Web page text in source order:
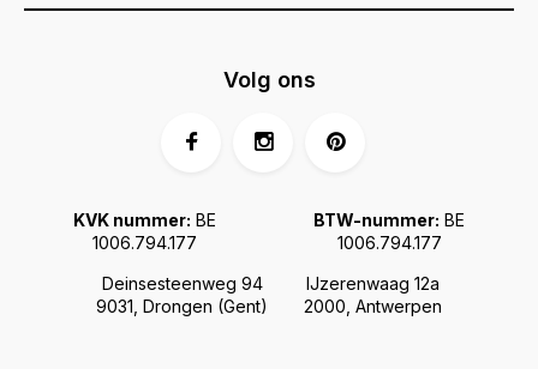
Deinsesteenweg 94
9031, Drongen (Gent)
IJzerenwaag 12a
2000, Antwerpen
KVK nummer: BE
1006.794.177
BTW-nummer: BE
1006.794.177
Volg ons